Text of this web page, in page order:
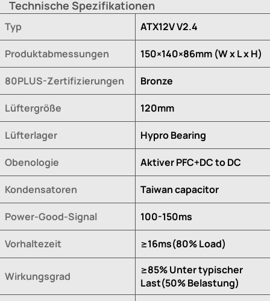
Technische Spezifikationen
Typ ATX12V V2.4
Produktabmessungen 150×140×86mm (W x L x H)
80PLUS-Zertifizierungen Bronze
Lüftergröße 120mm
Lüfterlager Hypro Bearing
Obenologie Aktiver PFC+DC to DC
Kondensatoren Taiwan capacitor
Power-Good-Signal 100-150ms
Vorhaltezeit ≥16ms(80% Load)
Wirkungsgrad
≥85% Unter typischer
Last(50% Belastung)